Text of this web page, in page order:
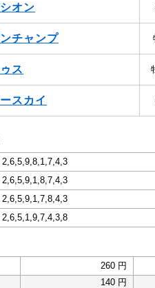
オン
ンチャンプ
ス
スカイ
2,6,5,9,8,1,7,4,3
2,6,5,9,1,8,7,4,3
2,6,5,9,1,7,8,4,3
2,6,5,1,9,7,4,3,8
260 円
140 円